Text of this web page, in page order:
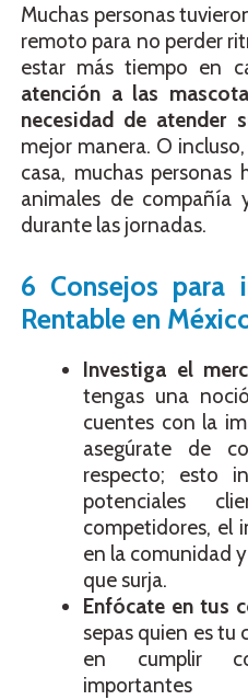
Muchas personas
remoto para no perder
estar más tiempo en
atención a las
necesidad de atender
mejor manera. O
casa, muchas
animales de compañía
durante las jornadas.
6 Consejos para
Rentable en
Investiga el
tengas una
cuentes con la
asegúrate de
respecto; esto
potenciales
competidores, el
en la comunidad
que surja.
Enfócate en tus
sepas quien es
en cumplir
importantes